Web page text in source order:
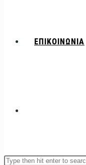
ΕΠΙΚΟΙΝΩΝΙΑ
Search